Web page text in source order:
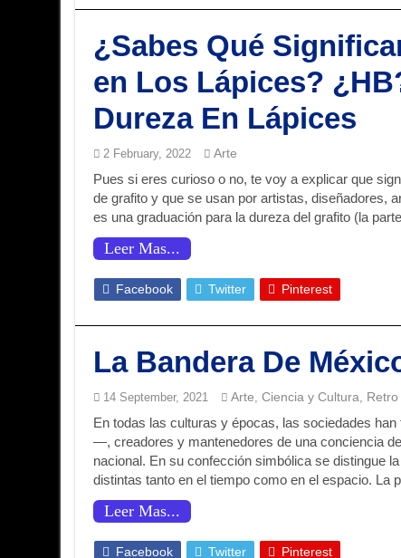
¿Sabes Qué
en Los Lápices?
Dureza En Lápices
2 February, 2022 Arte
Pues si eres curioso o no, te voy a explicar que
de grafito y que se usan por artistas, diseñadores,
es una graduación para la dureza del grafito (la
Leer Mas...
Facebook Twitter Pinterest
La Bandera De
14 September, 2021 Arte,Ciencia y Cultura, Retro
En todas las culturas y épocas, las sociedades
—, creadores y mantenedores de una conciencia
nacional. En su confección simbólica se distingue
distintas tanto en el tiempo como en el espacio. La
Leer Mas...
Facebook Twitter Pinterest